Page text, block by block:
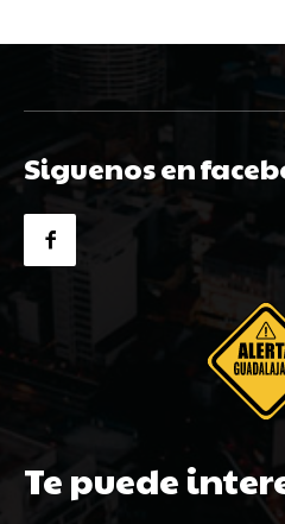
Siguenos en
Te puede